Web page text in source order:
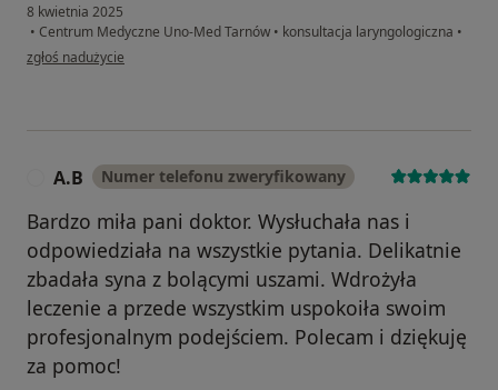
8 kwietnia 2025
• Centrum Medyczne Uno-Med Tarnów • konsultacja laryngologiczna •
w opinii użytkownika Rafał
zgłoś nadużycie
A.B Numer telefonu zweryfikowany
Bardzo miła pani doktor. Wysłuchała nas i
odpowiedziała na wszystkie pytania. Delikatnie
zbadała syna z bolącymi uszami. Wdrożyła
leczenie a przede wszystkim uspokoiła swoim
profesjonalnym podejściem. Polecam i dziękuję
za pomoc!